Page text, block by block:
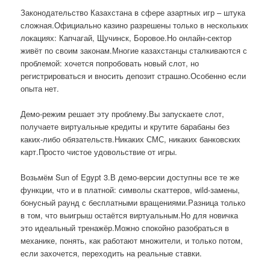
Законодательство Казахстана в сфере азартных игр – штука
сложная.Официально казино разрешены только в нескольких
локациях: Капчагай, Щучинск, Боровое.Но онлайн-сектор
живёт по своим законам.Многие казахстанцы сталкиваются с
проблемой: хочется попробовать новый слот, но
регистрироваться и вносить депозит страшно.Особенно если
опыта нет.
Демо-режим решает эту проблему.Вы запускаете слот,
получаете виртуальные кредиты и крутите барабаны без
каких-либо обязательств.Никаких СМС, никаких банковских
карт.Просто чистое удовольствие от игры.
Возьмём Sun of Egypt 3.В демо-версии доступны все те же
функции, что и в платной: символы скаттеров, wild-замены,
бонусный раунд с бесплатными вращениями.Разница только
в том, что выигрыш остаётся виртуальным.Но для новичка
это идеальный тренажёр.Можно спокойно разобраться в
механике, понять, как работают множители, и только потом,
если захочется, переходить на реальные ставки.